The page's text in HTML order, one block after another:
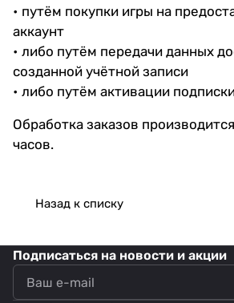
• путём покупки игры на
аккаунт
• либо путём передачи данных
созданной учётной записи
• либо путём активации
Обработка заказов
часов.
Назад к списку
Подписаться на новости и акции